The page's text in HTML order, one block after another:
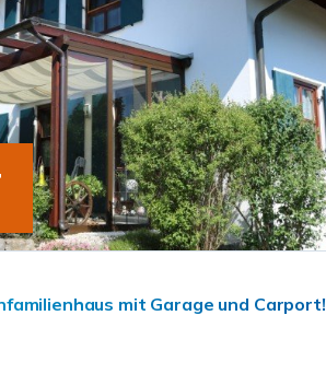
mit Garage und Carport!